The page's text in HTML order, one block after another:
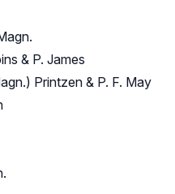
& P. James
Printzen & P. F. May